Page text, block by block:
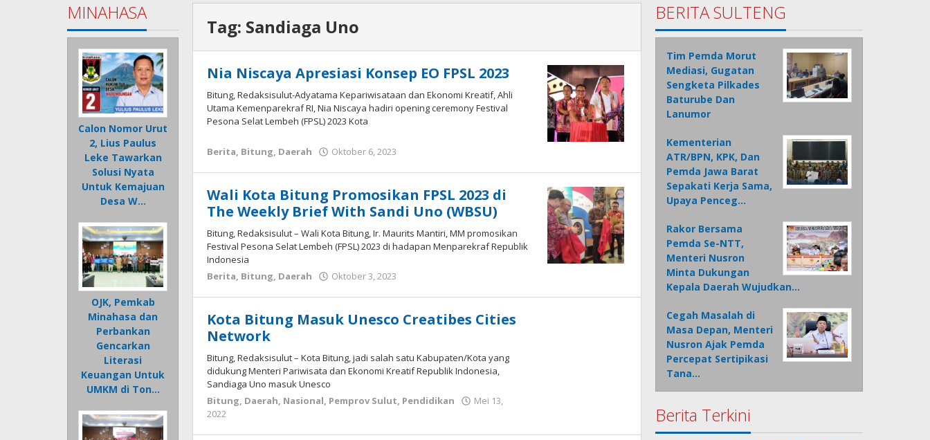
MINAHASA
Calon Nomor Urut
2, Lius Paulus
Leke Tawarkan
Solusi Nyata
Untuk Kemajuan
Desa W…
OJK, Pemkab
Minahasa dan
Perbankan
Gencarkan
Literasi
Keuangan Untuk
UMKM di Ton…
Tag: Sandiaga Uno
Nia Niscaya Apresiasi Konsep EO FPSL 2023
Bitung, Redaksisulut-Adyatama Kepariwisataan dan Ekonomi Kreatif, Ahli
Utama Kemenparekraf RI, Nia Niscaya hadiri opening ceremony Festival
Pesona Selat Lembeh (FPSL) 2023 Kota
Berita, Bitung, Daerah Oktober 6, 2023
Wali Kota Bitung Promosikan FPSL 2023 di
The Weekly Brief With Sandi Uno (WBSU)
Bitung, Redaksisulut – Wali Kota Bitung, Ir. Maurits Mantiri, MM promosikan
Festival Pesona Selat Lembeh (FPSL) 2023 di hadapan Menparekraf Republik
Indonesia
Berita, Bitung, Daerah Oktober 3, 2023
Kota Bitung Masuk Unesco Creatibes Cities
Network
Bitung, Redaksisulut – Kota Bitung, jadi salah satu Kabupaten/Kota yang
didukung Menteri Pariwisata dan Ekonomi Kreatif Republik Indonesia,
Sandiaga Uno masuk Unesco
Bitung, Daerah, Nasional, Pemprov Sulut, Pendidikan
Mei 13,
2022
BERITA SULTENG
Tim Pemda Morut
Mediasi, Gugatan
Sengketa Pilkades
Baturube Dan
Lanumor
Kementerian
ATR/BPN, KPK, Dan
Pemda Jawa Barat
Sepakati Kerja Sama,
Upaya Penceg…
Rakor Bersama
Pemda Se-NTT,
Menteri Nusron
Minta Dukungan
Kepala Daerah Wujudkan…
Cegah Masalah di
Masa Depan, Menteri
Nusron Ajak Pemda
Percepat Sertipikasi
Tana…
Berita Terkini